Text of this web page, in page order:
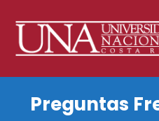
Preguntas